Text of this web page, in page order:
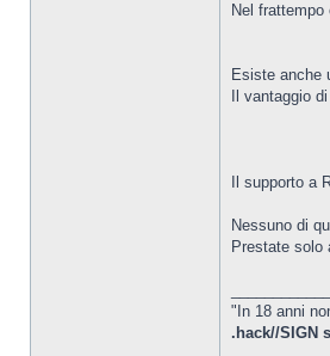
Nel
Esiste anche
Il vantaggio
Il supporto a
Nessuno di
Prestate solo
"In 18 anni
.hack//SIGN